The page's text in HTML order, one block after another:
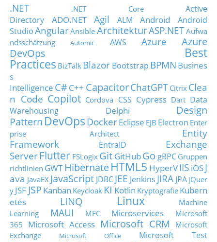
.NET .NET Core
Active
Directory
ADO.NET Agil ALM Android
Android
StudioAngularAnsible ArchitekturASP.NETAufwa
ndsschätzung
Automic AWS Azure
Azure
DevOps
Best
Practices BizTalk Blazor Bootstrap BPMN Busines
s
Intelligence C#C++ CapacitorChatGPT Citrix Clea
n Code Copilot Cordova CSS Cypress Dart Data
Warehousing
Delphi
Design
Pattern DevOps DockerEclipse EJB Electron Enter
prise Architect
Entity
Framework
EntraID
Exchange
Server Flutter FSLogix Git GitHubGo gRPC Gruppen
richtlinien GWT HibernateHTML5 HyperVIIS iOSJ
ava JavaFX JavaScript JDBC JEE Jenkins JIRA JPA jQuer
y JSF JSP Kanban Keycloak KI Kotlin Kryptografie Kubern
etes
LINQ Linux
Machine
Learning
MAUI MFC Microservices
Microsoft
365
Microsoft Access Microsoft CRM
Microsoft
Exchange
Microsoft Office
Microsoft Test